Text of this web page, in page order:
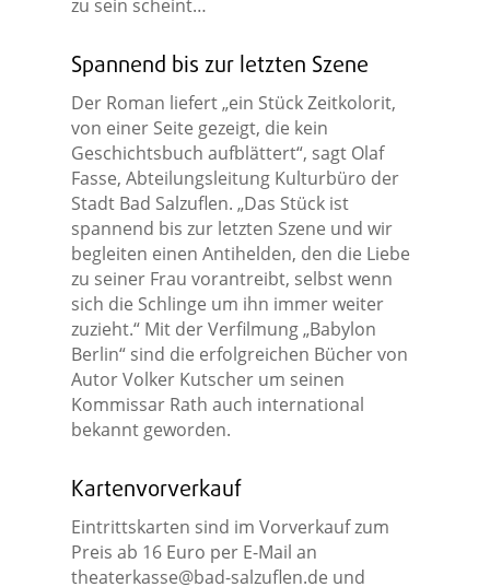
zu sein scheint…
Spannend bis zur letzten Szene
Der Roman liefert „ein Stück Zeitkolorit,
von einer Seite gezeigt, die kein
Geschichtsbuch aufblättert“, sagt Olaf
Fasse, Abteilungsleitung Kulturbüro der
Stadt Bad Salzuflen. „Das Stück ist
spannend bis zur letzten Szene und wir
begleiten einen Antihelden, den die Liebe
zu seiner Frau vorantreibt, selbst wenn
sich die Schlinge um ihn immer weiter
zuzieht.“ Mit der Verfilmung „Babylon
Berlin“ sind die erfolgreichen Bücher von
Autor Volker Kutscher um seinen
Kommissar Rath auch international
bekannt geworden.
Kartenvorverkauf
Eintrittskarten sind im Vorverkauf zum
Preis ab 16 Euro per E-Mail an
theaterkasse@bad-salzuflen.de und